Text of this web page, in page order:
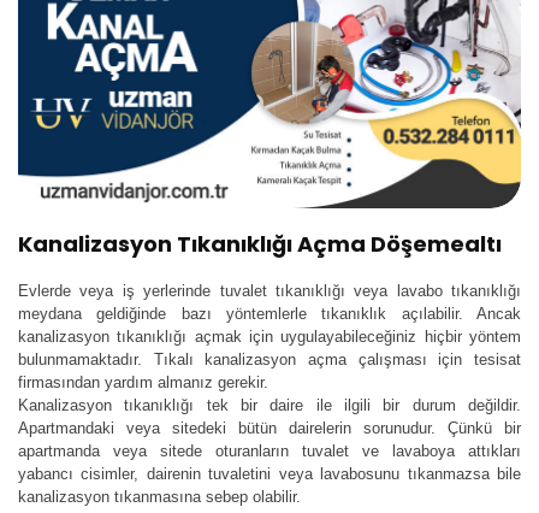
Kanalizasyon Tıkanıklığı Açma Döşemealtı
Evlerde veya iş yerlerinde tuvalet tıkanıklığı veya lavabo tıkanıklığı
meydana geldiğinde bazı yöntemlerle tıkanıklık açılabilir. Ancak
kanalizasyon tıkanıklığı açmak için uygulayabileceğiniz hiçbir yöntem
bulunmamaktadır. Tıkalı kanalizasyon açma çalışması için tesisat
firmasından yardım almanız gerekir.
Kanalizasyon tıkanıklığı tek bir daire ile ilgili bir durum değildir.
Apartmandaki veya sitedeki bütün dairelerin sorunudur. Çünkü bir
apartmanda veya sitede oturanların tuvalet ve lavaboya attıkları
yabancı cisimler, dairenin tuvaletini veya lavabosunu tıkanmazsa bile
kanalizasyon tıkanmasına sebep olabilir.